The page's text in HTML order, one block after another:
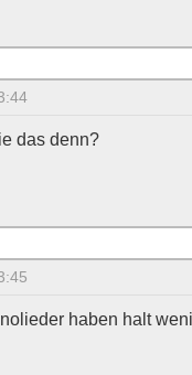
das denn?
haben halt